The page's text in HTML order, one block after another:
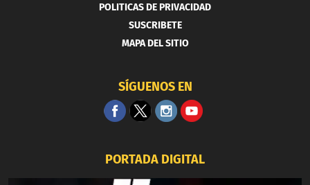
POLITICAS DE PRIVACIDAD
SUSCRIBETE
MAPA DEL SITIO
SÍGUENOS EN
PORTADA DIGITAL